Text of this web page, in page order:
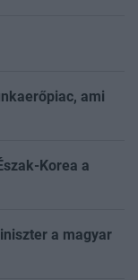
ami
Korea a
a magyar